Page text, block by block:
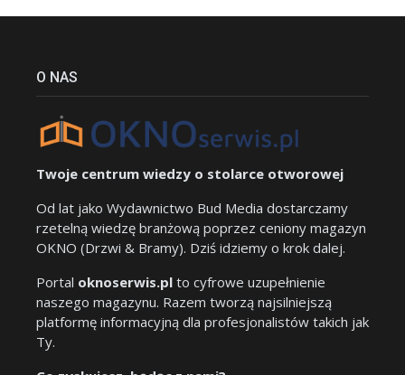
O NAS
Twoje centrum wiedzy o stolarce otworowej
Od lat jako Wydawnictwo Bud Media dostarczamy
rzetelną wiedzę branżową poprzez ceniony magazyn
OKNO (Drzwi & Bramy). Dziś idziemy o krok dalej.
Portal oknoserwis.pl to cyfrowe uzupełnienie
naszego magazynu. Razem tworzą najsilniejszą
platformę informacyjną dla profesjonalistów takich jak
Ty.